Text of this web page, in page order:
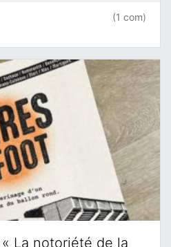
(1 com)
La notoriété de la